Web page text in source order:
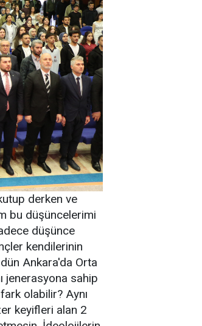
derken ve
bu düşüncelerimi
düşünce
kendilerinin
Ankara'da Orta
jenerasyona sahip
olabilir? Aynı
keyifleri alan 2